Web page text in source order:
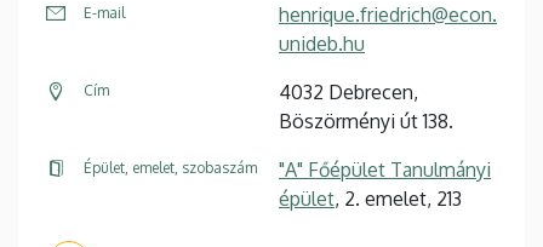
E-mail
henrique.friedrich@econ.
unideb.hu
Cím
4032 Debrecen,
Böszörményi út 138.
Épület, emelet, szobaszám
"A" Főépület Tanulmányi
épület, 2. emelet, 213